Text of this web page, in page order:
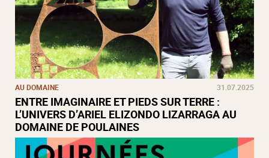
AU DOMAINE 31.07.2025
ENTRE IMAGINAIRE ET PIEDS SUR TERRE :
L’UNIVERS D’ARIEL ELIZONDO LIZARRAGA AU
DOMAINE DE POULAINES